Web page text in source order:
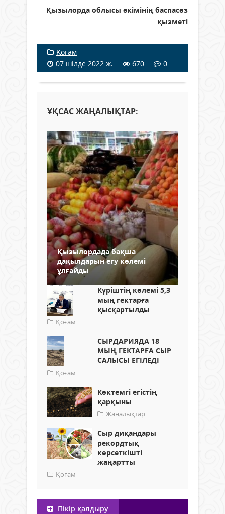
Қызылорда облысы әкімінің баспасөз
қызметі
Қоғам
07 шілде 2022 ж.
670 0
ҰҚСАС ЖАҢАЛЫҚТАР:
Қызылордада бақша
дақылдарын егу көлемі
ұлғайды
Күріштің көлемі 5,3
мың гектарға
қысқартылды
Қоғам
СЫРДАРИЯДА 18
МЫҢ ГЕКТАРҒА СЫР
САЛЫСЫ ЕГІЛЕДІ
Қоғам
Көктемгі егістің
қарқыны
Жаңалықтар
Сыр диқандары
рекордтық
көрсеткішті
жаңартты
Қоғам
Пікір қалдыру